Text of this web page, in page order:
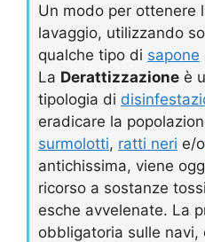
Un modo per ottenere
lavaggio, utilizzando
qualche tipo di sapone
La Derattizzazione è
tipologia di
eradicare la
surmolotti, ratti neri e/o
antichissima, viene
ricorso a sostanze
esche avvelenate. La
obbligatoria sulle